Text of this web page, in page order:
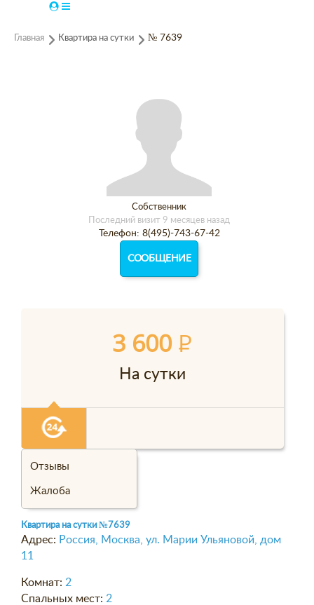
Главная Квартира на сутки № 7639
Собственник
Последний визит 9 месяцев назад
Телефон: 8(495)-743-67-42
СООБЩЕНИЕ
3 600P
На сутки
Отзывы
Жалоба
Квартира на сутки №7639
Адрес: Россия, Москва, ул. Марии Ульяновой, дом
11
Комнат: 2
Спальных мест: 2